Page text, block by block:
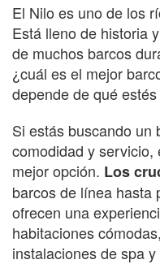
El Nilo es uno de los
Está lleno de historia
de muchos barcos
¿cuál es el mejor
depende de qué
Si estás buscando un
comodidad y servicio,
mejor opción. Los
barcos de línea hasta
ofrecen una
habitaciones
instalaciones de spa